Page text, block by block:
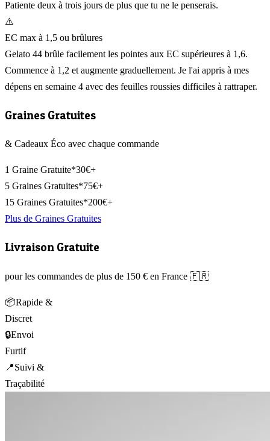
Patiente deux à trois jours de plus que tu ne le penserais.
⚠️
EC max à 1,5 ou brûlures
Gelato 44 brûle facilement les pointes aux EC supérieures à 1,6.
Commence à 1,2 et augmente graduellement. Je l'ai appris à mes
dépens en semaine 4 avec des feuilles roussies difficiles à rattraper.
Graines Gratuites
& Cadeaux Éco avec chaque commande
1 Graine Gratuite*30€+
5 Graines Gratuites*75€+
15 Graines Gratuites*200€+
Plus de Graines Gratuites
Livraison Gratuite
pour les commandes de plus de 150 € en France 🇫🇷
📦Rapide &
Discret
🔒Envoi
Furtif
📍Suivi &
Traçabilité